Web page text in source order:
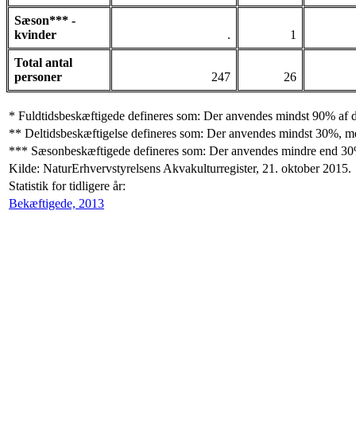
Sæson*** -
kvinder
. 1
Total antal
personer
247 26
* Fuldtidsbeskæftigede defineres som: Der anvendes mindst 90% af
** Deltidsbeskæftigelse defineres som: Der anvendes mindst 30%,
*** Sæsonbeskæftigede defineres som: Der anvendes mindre end
Kilde: NaturErhvervstyrelsens Akvakulturregister, 21. oktober 2015.
Statistik for tidligere år:
Bekæftigede, 2013